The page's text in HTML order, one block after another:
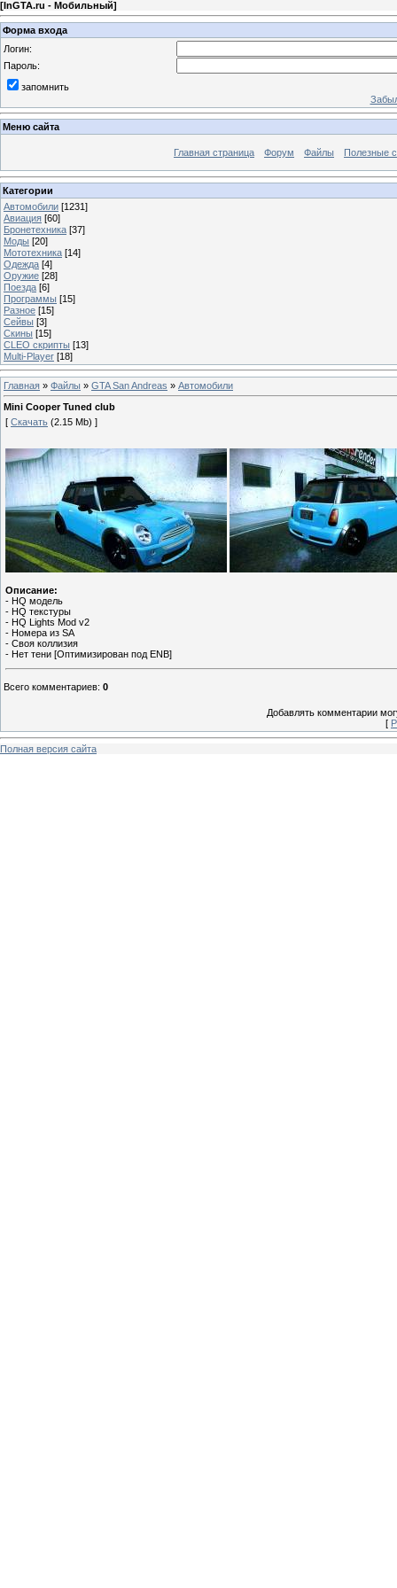
[InGTA.ru - Мобильный]
Форма входа
Логин:
Пароль:
запомнить
Меню сайта
Главная страница Форум Файлы Полезные
Категории
Автомобили [1231]
Авиация [60]
Бронетехника [37]
Моды [20]
Мототехника [14]
Одежда [4]
Оружие [28]
Поезда [6]
Программы [15]
Разное [15]
Сейвы [3]
Скины [15]
CLEO скрипты [13]
Multi-Player [18]
Главная » Файлы » GTA San Andreas » Автомобили
Mini Cooper Tuned club
[ Скачать (2.15 Mb) ]
Описание:
- HQ модель
- HQ текстуры
- HQ Lights Mod v2
- Номера из SA
- Своя коллизия
- Нет тени [Оптимизирован под ENB]
Всего комментариев: 0
Добавлять комментарии
[
Полная версия сайта